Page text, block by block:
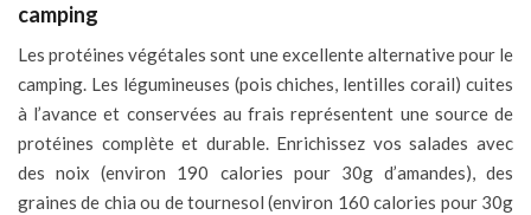
camping
Les protéines végétales sont une excellente alternative pour le
camping. Les légumineuses (pois chiches, lentilles corail) cuites
à l’avance et conservées au frais représentent une source de
protéines complète et durable. Enrichissez vos salades avec
des noix (environ 190 calories pour 30g d’amandes), des
graines de chia ou de tournesol (environ 160 calories pour 30g